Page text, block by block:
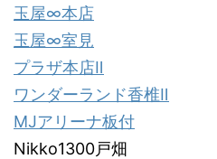
玉屋∞本店
玉屋∞室見
プラザ本店Ⅱ
ワンダーランド香椎Ⅱ
MJアリーナ板付
Nikko1300戸畑